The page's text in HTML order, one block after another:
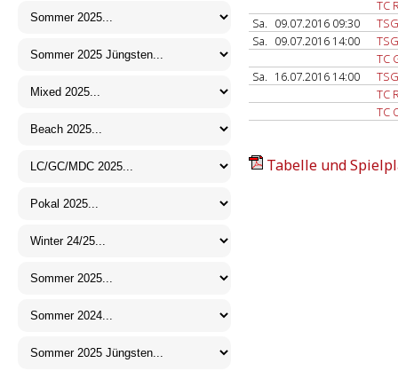
TC
Sa. 09.07.2016 09:30
Sa. 09.07.2016 14:00
TC
Sa. 16.07.2016 14:00
TC
TC
Tabelle und